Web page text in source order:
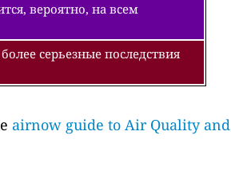
вероятно, на всем
серьезные последствия
airnow guide to Air Quality and